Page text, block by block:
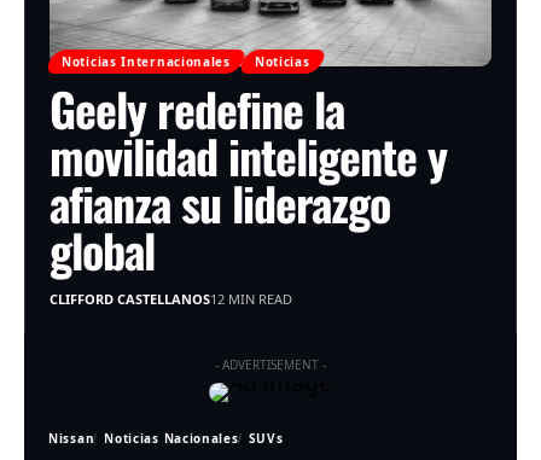
Noticias Internacionales Noticias
Geely redefine la
movilidad inteligente y
afianza su liderazgo
global
CLIFFORD CASTELLANOS12 MIN READ
- ADVERTISEMENT -
Nissan Noticias Nacionales SUVs